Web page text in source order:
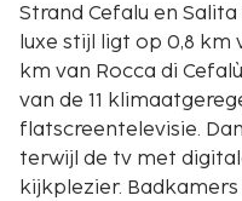
Strand Cefalu en Salita
luxe stijl ligt op 0,8 km
km van Rocca di
van de 11
flatscreentelevisie.
terwijl de tv met
kijkplezier.